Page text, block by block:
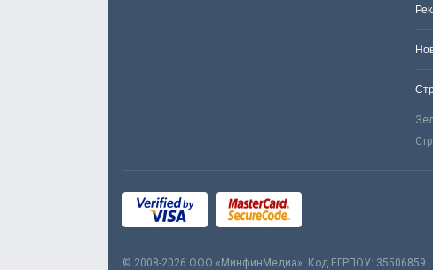
© 2008-2026 ООО «МинфинМедиа». Код ЕГРПОУ: 35506859